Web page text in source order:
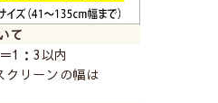
て
1：3以内
クリーンの幅は